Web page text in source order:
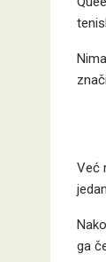
Već
ga